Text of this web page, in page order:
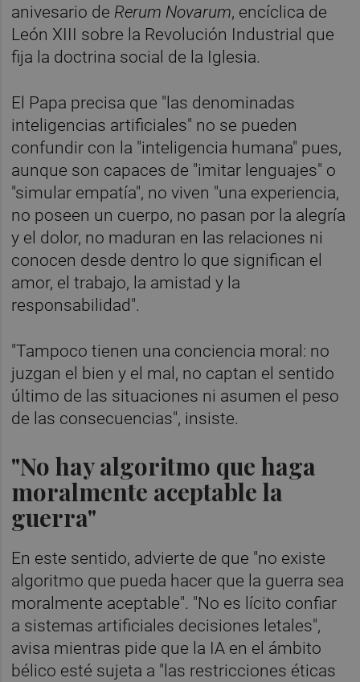
anivesario de Rerum Novarum, encíclica de
León XIII sobre la Revolución Industrial que
fija la doctrina social de la Iglesia.
El Papa precisa que "las denominadas
inteligencias artificiales" no se pueden
confundir con la "inteligencia humana" pues,
aunque son capaces de "imitar lenguajes" o
"simular empatía", no viven "una experiencia,
no poseen un cuerpo, no pasan por la alegría
y el dolor, no maduran en las relaciones ni
conocen desde dentro lo que significan el
amor, el trabajo, la amistad y la
responsabilidad".
"Tampoco tienen una conciencia moral: no
juzgan el bien y el mal, no captan el sentido
último de las situaciones ni asumen el peso
de las consecuencias", insiste.
"No hay algoritmo que haga
moralmente aceptable la
guerra"
En este sentido, advierte de que "no existe
algoritmo que pueda hacer que la guerra sea
moralmente aceptable". "No es lícito confiar
a sistemas artificiales decisiones letales",
avisa mientras pide que la IA en el ámbito
bélico esté sujeta a "las restricciones éticas